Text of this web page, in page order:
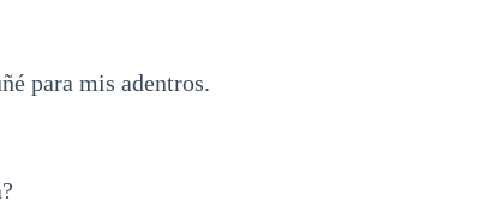
para mis adentros.